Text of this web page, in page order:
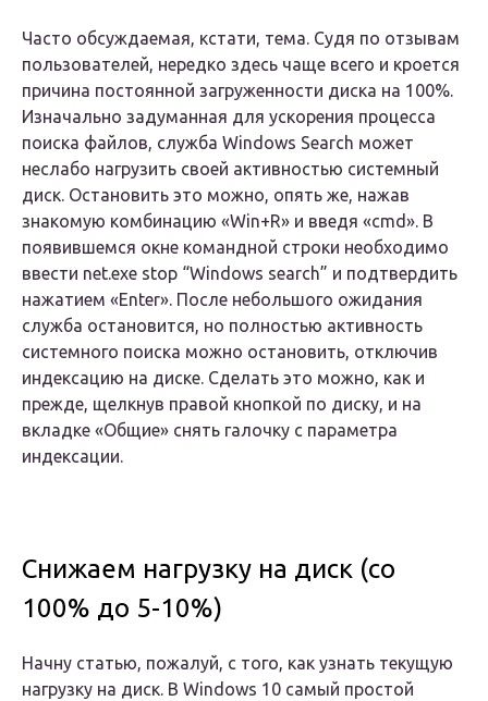
Часто обсуждаемая, кстати, тема. Судя по отзывам
пользователей, нередко здесь чаще всего и кроется
причина постоянной загруженности диска на 100%.
Изначально задуманная для ускорения процесса
поиска файлов, служба Windows Search может
неслабо нагрузить своей активностью системный
диск. Остановить это можно, опять же, нажав
знакомую комбинацию «Win+R» и введя «cmd». В
появившемся окне командной строки необходимо
ввести net.exe stop “Windows search” и подтвердить
нажатием «Enter». После небольшого ожидания
служба остановится, но полностью активность
системного поиска можно остановить, отключив
индексацию на диске. Сделать это можно, как и
прежде, щелкнув правой кнопкой по диску, и на
вкладке «Общие» снять галочку с параметра
индексации.
Снижаем нагрузку на диск (со
100% до 5-10%)
Начну статью, пожалуй, с того, как узнать текущую
нагрузку на диск. В Windows 10 самый простой